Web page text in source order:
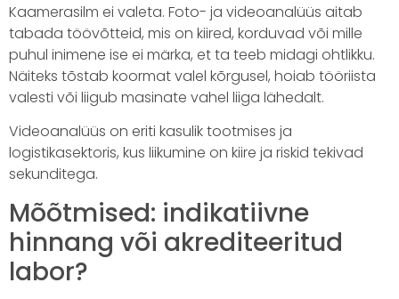
Kaamerasilm ei valeta. Foto- ja videoanalüüs aitab
tabada töövõtteid, mis on kiired, korduvad või mille
puhul inimene ise ei märka, et ta teeb midagi ohtlikku.
Näiteks tõstab koormat valel kõrgusel, hoiab tööriista
valesti või liigub masinate vahel liiga lähedalt.
Videoanalüüs on eriti kasulik tootmises ja
logistikasektoris, kus liikumine on kiire ja riskid tekivad
sekunditega.
Mõõtmised: indikatiivne
hinnang või akrediteeritud
labor?